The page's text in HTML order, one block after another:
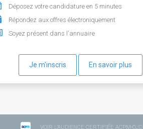
Déposez votre candidature en 5 minutes
Répondez aux offres électroniquement
Soyez présent dans l'annuaire
Je m'inscris En savoir plus
VOIR L'AUDIENCE CERTIFIÉE ACPM-OJD